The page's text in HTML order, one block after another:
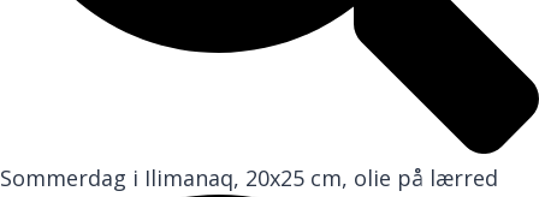
Sommerdag i Ilimanaq, 20x25 cm, olie på lærred